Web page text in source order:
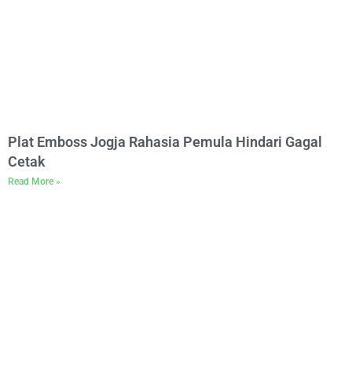
Plat Emboss Jogja Rahasia Pemula Hindari Gagal
Cetak
Read More »